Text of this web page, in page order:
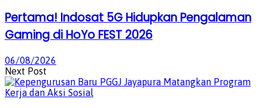
Pertama! Indosat 5G Hidupkan Pengalaman
Gaming di HoYo FEST 2026
06/08/2026
Next Post